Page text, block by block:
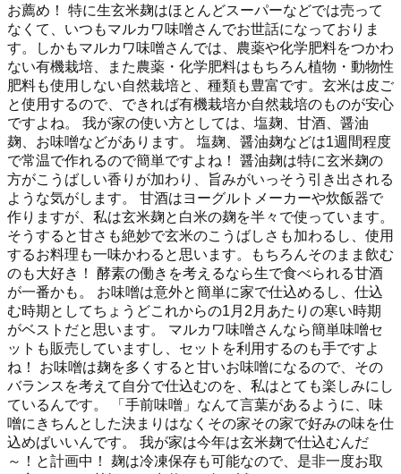
お薦め！ 特に生玄米麹はほとんどスーパーなどでは売って
なくて、いつもマルカワ味噌さんでお世話になっておりま
す。しかもマルカワ味噌さんでは、農薬や化学肥料をつかわ
ない有機栽培、また農薬・化学肥料はもちろん植物・動物性
肥料も使用しない自然栽培と、種類も豊富です。玄米は皮ご
と使用するので、できれば有機栽培か自然栽培のものが安心
ですよね。 我が家の使い方としては、塩麹、甘酒、醤油
麹、お味噌などがあります。 塩麹、醤油麹などは1週間程度
で常温で作れるので簡単ですよね！ 醤油麹は特に玄米麹の
方がこうばしい香りが加わり、旨みがいっそう引き出される
ような気がします。 甘酒はヨーグルトメーカーや炊飯器で
作りますが、私は玄米麹と白米の麹を半々で使っています。
そうすると甘さも絶妙で玄米のこうばしさも加わるし、使用
するお料理も一味かわると思います。もちろんそのまま飲む
のも大好き！ 酵素の働きを考えるなら生で食べられる甘酒
が一番かも。 お味噌は意外と簡単に家で仕込めるし、仕込
む時期としてちょうどこれからの1月2月あたりの寒い時期
がベストだと思います。 マルカワ味噌さんなら簡単味噌セ
ットも販売していますし、セットを利用するのも手ですよ
ね！ お味噌は麹を多くすると甘いお味噌になるので、その
バランスを考えて自分で仕込むのを、私はとても楽しみにし
ているんです。 「手前味噌」なんて言葉があるように、味
噌にきちんとした決まりはなくその家その家で好みの味を仕
込めばいいんです。 我が家は今年は玄米麹で仕込むんだ
～！と計画中！ 麹は冷凍保存も可能なので、是非一度お取